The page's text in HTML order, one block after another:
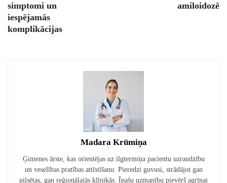
simptomi un
iespējamās
komplikācijas
amiloidozē
Madara Krūmiņa
Ģimenes ārste, kas orientējas uz ilgtermiņa pacientu uzraudzību
un veselības pratības attīstīšanu. Pieredzi guvusi, strādājot gan
pilsētas, gan reģionālajās klīnikās. Īpašu uzmanību pievērš agrīnai